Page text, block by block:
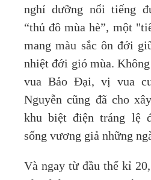
nghỉ dưỡng nổi tiếng
“thủ đô mùa hè”, một
mang màu sắc ôn đới
nhiệt đới gió mùa.
vua Bảo Đại, vị vua
Nguyễn cũng đã cho
khu biệt điện tráng lệ
sống vương giả những
Và ngay từ đầu thế kỉ